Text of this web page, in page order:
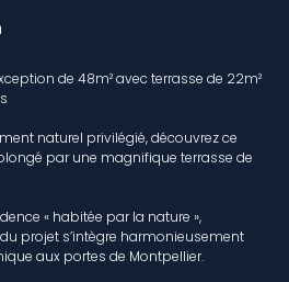
de 48m² avec terrasse de 22m²
naturel privilégié, découvrez ce
par une magnifique terrasse de
« habitée par la nature »,
projet s’intègre harmonieusement
aux portes de Montpellier.